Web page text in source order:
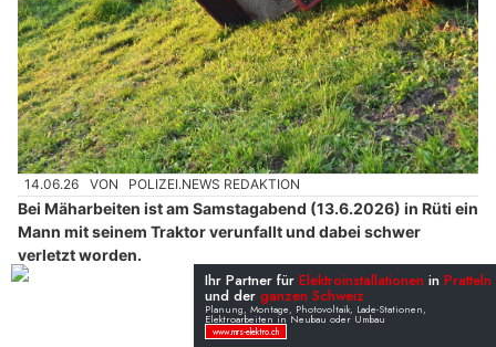
14.06.26 VON POLIZEI.NEWS REDAKTION
Bei Mäharbeiten ist am Samstagabend (13.6.2026) in Rüti ein
Mann mit seinem Traktor verunfallt und dabei schwer
verletzt worden.
Der 20-Jährige musste mit einem Rettungshelikopter ins Spital